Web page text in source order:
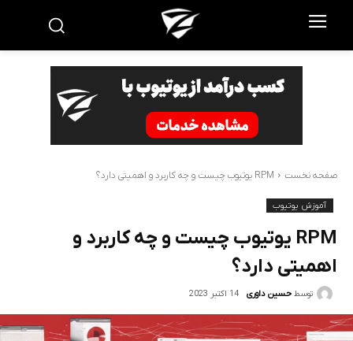
صفحه نخست RPM یوتیوب چیست و چه کاربرد و اهمیتی دارد؟
آموزش یوتیوب
RPM یوتیوب چیست و چه کاربرد و
اهمیتی دارد؟
توسط حسین داوری 14 اکتبر 2023